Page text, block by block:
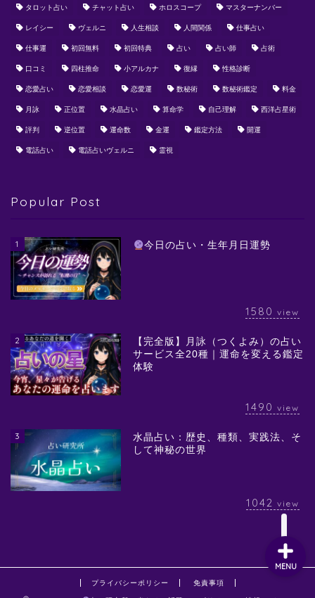
タロット占い チャット占い ホロスコープ マスターナンバー
レイシー ヴェルニ 人生相談 人間関係 仕事占い
仕事運 初回無料 初回特典 占い 占い師 占術
口コミ 四柱推命 小アルカナ 復縁 性格診断
恋愛占い 恋愛相談 恋愛運 数秘術 数秘術鑑定 料金
月詠 正位置 水晶占い 算命学 自己理解 西洋占星術
評判 逆位置 運命数 金運 鑑定方法 開運
電話占い 電話占いヴェルニ 霊視
Popular Post
1 今日の占い・生年月日運勢
1580 view
2
【完全版】月詠（つくよみ）の占い
サービス全20種｜運命を変える鑑定
体験
1490 view
3
水晶占い：歴史、種類、実践法、そ
して神秘の世界
1042 view
プライバシーポリシー 免責事項
MENU